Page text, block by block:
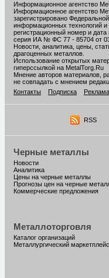
Информационное агентство
Информационное агентство
зарегистрировано
информационных технологий
регистрационный номер и
серия ИА № ФС 77 - 85704 от 03
Новости, аналитика, цены,
драгоценных металлов.
Использование открытых
гиперссылкой на MetalTorg.Ru
Мнение авторов материалов,
не совпадать с мнением
Контакты
Подписка Реклама
RSS
Черные металлы
Новости
Аналитика
Цены на черные металлы
Прогнозы цен на черные
Коммерческие предложения
Металлоторговля
Каталог организаций
Металлургический маркетплейс